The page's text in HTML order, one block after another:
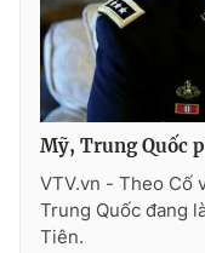
Photo
Video
VTV Sức khoẻ
Mỹ, Trung Quốc
VTV.vn - Theo Cố
Trung Quốc đang
Tiên.